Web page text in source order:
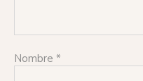
Nombre *